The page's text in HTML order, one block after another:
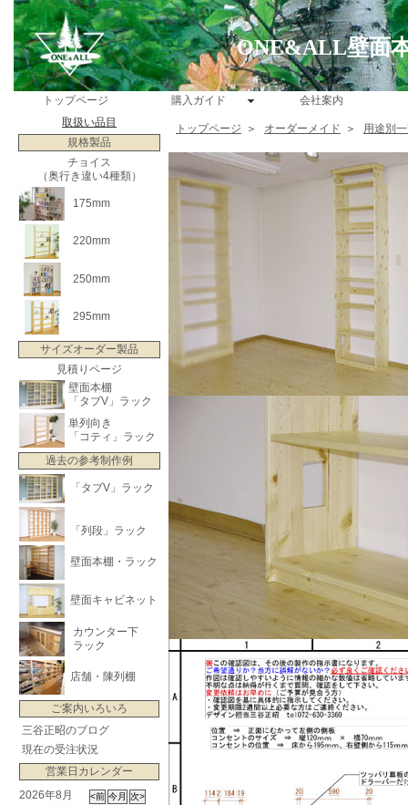
ONE&ALL壁面
トップページ 購入ガイド
会社案内
取扱い品目
規格製品
チョイス
（奥行き違い4種類）
175mm
220mm
250mm
295mm
サイズオーダー製品
見積りページ
壁面本棚
「タブV」ラック
単列向き
「コティ」ラック
過去の参考制作例
「タブV」ラック
「列段」ラック
壁面本棚・ラック
壁面キャビネット
カウンター下
ラック
店舗・陳列棚
ご案内いろいろ
三谷正昭のブログ
現在の受注状況
営業日カレンダー
2026年8月
トップページ ＞ オーダーメイド ＞ 用途別